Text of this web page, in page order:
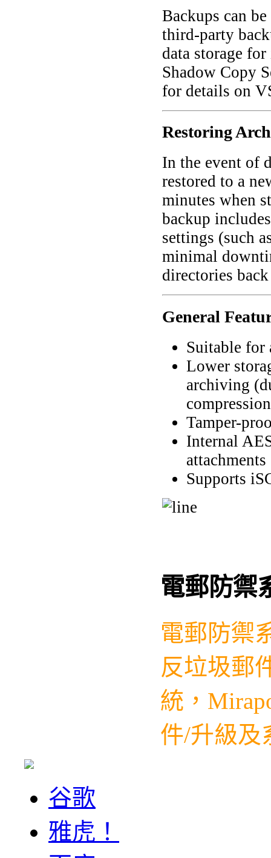
Backups can
third-party
data storage
Shadow Copy
for details on
Restoring
In the event of
restored to a
minutes when
backup
settings (such
minimal
directories
General
Suitable for
Lower
archiving
Tamper-
Internal
attachments
Supports
電郵防禦
電郵防禦
反垃圾郵
統，
件/升級及
谷歌
雅虎！